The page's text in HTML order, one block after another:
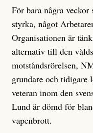
För bara några veckor
styrka, något
Organisationen är
alternativ till den
motståndsrörelsen,
grundare och tidigare
veteran inom den
Lund är dömd för
vapenbrott.